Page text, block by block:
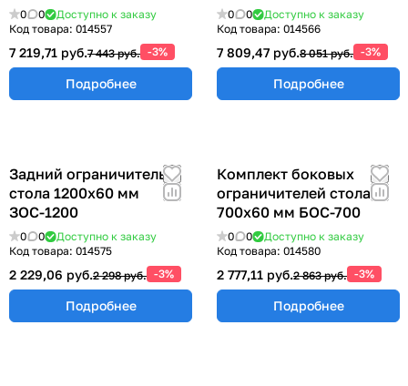
0 0
Доступно к заказу
Код товара: 014557
7 219,71 руб.7 443 руб. -3%
Подробнее
0 0
Доступно к заказу
Код товара: 014566
7 809,47 руб.8 051 руб. -3%
Подробнее
Задний ограничитель
стола 1200х60 мм
ЗОС-1200
0 0
Доступно к заказу
Код товара: 014575
2 229,06 руб.2 298 руб. -3%
Подробнее
Комплект боковых
ограничителей стола
700х60 мм БОС-700
0 0
Доступно к заказу
Код товара: 014580
2 777,11 руб.2 863 руб. -3%
Подробнее